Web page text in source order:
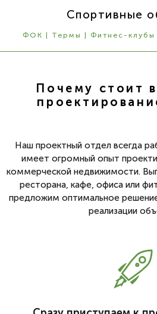
Спортивные
ФОК | Термы | Фитнес-клубы
Почему стоит
Наш проектный отдел всегда
имеет огромный опыт
коммерческой недвижимости.
ресторана, кафе, офиса или
предложим оптимальное
реализации